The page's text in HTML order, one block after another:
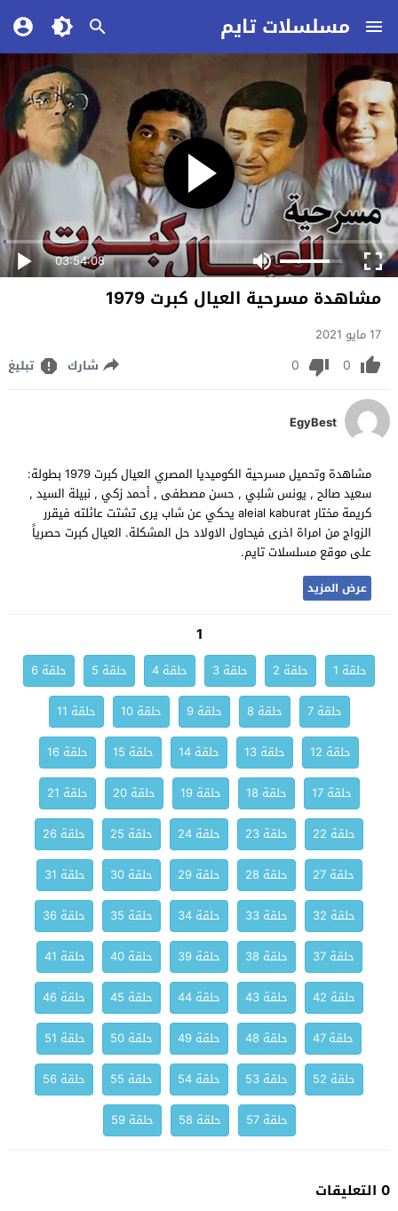
مسلسلات تايم
03:54:08
مشاهدة مسرحية العيال كبرت 1979
17 مايو 2021
0
0 شارك تبليغ
EgyBest
مشاهدة وتحميل مسرحية الكوميديا المصري العيال كبرت 1979 بطولة:
سعيد صالح , يونس شلبي , حسن مصطفى , أحمد زكي , نبيلة السيد ,
كريمة مختار aleial kaburat يحكي عن شاب يرى تشتت عائلته فيقرر
الزواج من امراة اخرى فيحاول الاولاد حل المشكلة. العيال كبرت حصرياً
على موقع مسلسلات تايم.
عرض المزيد
1
حلقة 1 حلقة 2 حلقة 3 حلقة 4 حلقة 5
حلقة 6
حلقة 7
حلقة 8 حلقة 9 حلقة 10
حلقة 11
حلقة 12
حلقة 13 حلقة 14 حلقة 15
حلقة 16
حلقة 17
حلقة 18 حلقة 19 حلقة 20
حلقة 21
حلقة 22
حلقة 23 حلقة 24 حلقة 25
حلقة 26
حلقة 27
حلقة 28 حلقة 29 حلقة 30
حلقة 31
حلقة 32
حلقة 33 حلقة 34 حلقة 35
حلقة 36
حلقة 37
حلقة 38 حلقة 39 حلقة 40
حلقة 41
حلقة 42
حلقة 43 حلقة 44 حلقة 45
حلقة 46
حلقة 47
حلقة 48 حلقة 49 حلقة 50
حلقة 51
حلقة 52
حلقة 53 حلقة 54 حلقة 55
حلقة 56
حلقة 57
حلقة 58 حلقة 59
0 التعليقات